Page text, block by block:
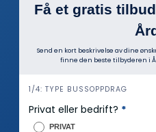
Få et gratis
Send en kort beskrivelse av dine
finne den beste tilbyderen i
i
n
n
1/4: TYPE BUSSOPPDRAG
Privat eller bedrift? *
PRIVAT